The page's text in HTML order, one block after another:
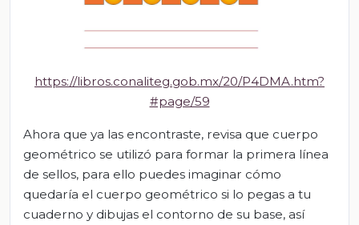
https://libros.conaliteg.gob.mx/20/P4DMA.htm?
#page/59
Ahora que ya las encontraste, revisa que cuerpo
geométrico se utilizó para formar la primera línea
de sellos, para ello puedes imaginar cómo
quedaría el cuerpo geométrico si lo pegas a tu
cuaderno y dibujas el contorno de su base, así